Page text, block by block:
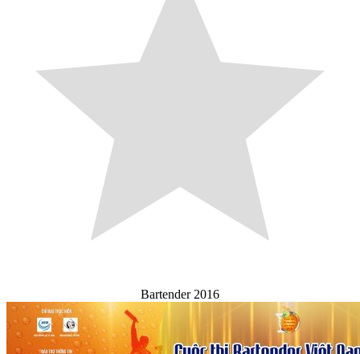
Bartender 2016